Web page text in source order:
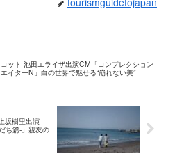
ット 池田エライザ出演CM「コンプレクション
イターN」白の世界で魅せる“崩れない美”
坂樹里出演
ち篇-」親友の